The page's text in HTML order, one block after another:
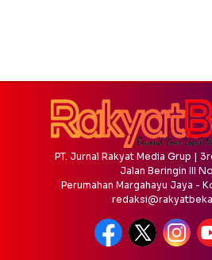
PT. Jurnal Rakyat Media Grup |
Jalan Beringin III
Perumahan Margahayu Jaya -